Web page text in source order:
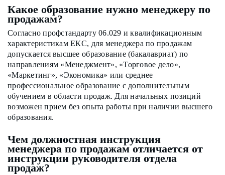
Какое образование нужно менеджеру по
продажам?
Согласно профстандарту 06.029 и квалификационным
характеристикам ЕКС, для менеджера по продажам
допускается высшее образование (бакалавриат) по
направлениям «Менеджмент», «Торговое дело»,
«Маркетинг», «Экономика» или среднее
профессиональное образование с дополнительным
обучением в области продаж. Для начальных позиций
возможен прием без опыта работы при наличии высшего
образования.
Чем должностная инструкция
менеджера по продажам отличается от
инструкции руководителя отдела
продаж?